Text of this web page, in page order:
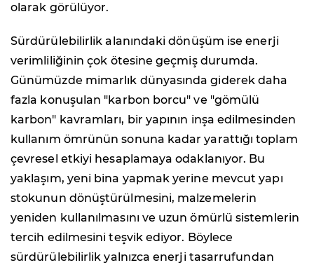
olarak görülüyor.
Sürdürülebilirlik alanındaki dönüşüm ise enerji
verimliliğinin çok ötesine geçmiş durumda.
Günümüzde mimarlık dünyasında giderek daha
fazla konuşulan "karbon borcu" ve "gömülü
karbon" kavramları, bir yapının inşa edilmesinden
kullanım ömrünün sonuna kadar yarattığı toplam
çevresel etkiyi hesaplamaya odaklanıyor. Bu
yaklaşım, yeni bina yapmak yerine mevcut yapı
stokunun dönüştürülmesini, malzemelerin
yeniden kullanılmasını ve uzun ömürlü sistemlerin
tercih edilmesini teşvik ediyor. Böylece
sürdürülebilirlik yalnızca enerji tasarrufundan